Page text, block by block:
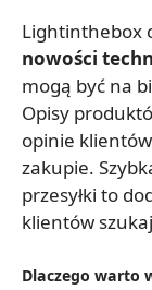
Lightinthebox
nowości
mogą być na
Opisy
opinie
zakupie.
przesyłki to
klientów
Dlaczego warto